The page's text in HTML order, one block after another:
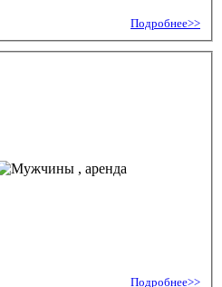
Подробнее>>
, аренда
Подробнее>>